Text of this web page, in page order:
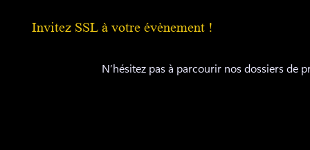
Invitez SSL à votre évènement !
N’hésitez pas à parcourir nos dossiers de